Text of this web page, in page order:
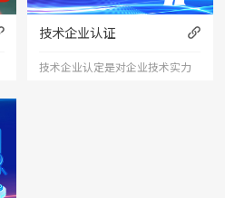
技术企业认证
技术企业认定是对企业技术实力